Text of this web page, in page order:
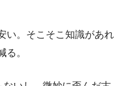
い。そこそこ知識があれ
る。